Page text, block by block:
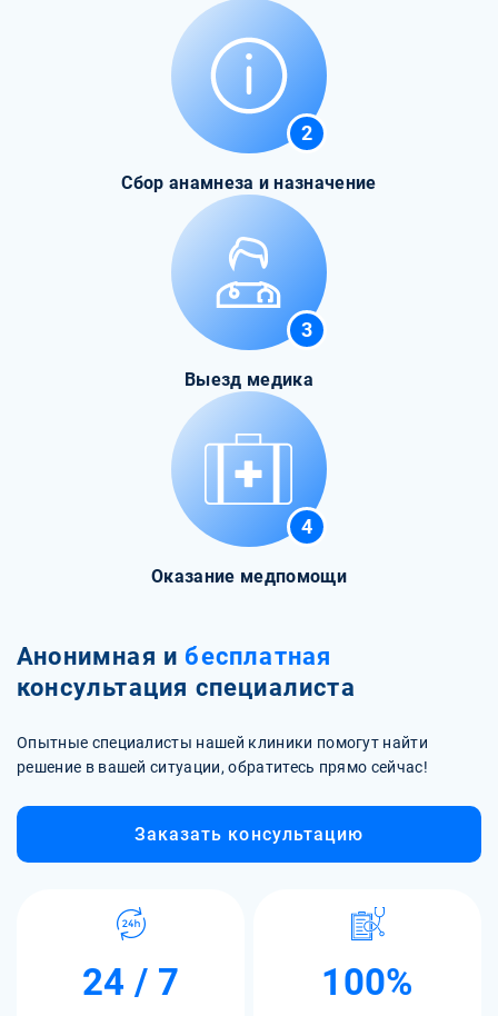
2
Сбор анамнеза и назначение
3
Выезд медика
4
Оказание медпомощи
Анонимная и бесплатная
консультация специалиста
Опытные специалисты нашей клиники помогут найти
решение в вашей ситуации, обратитесь прямо сейчас!
Заказать консультацию
24 / 7 100%